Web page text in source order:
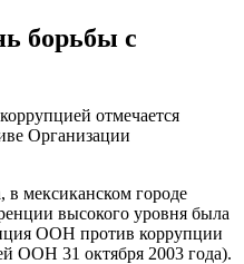
борьбы с
отмечается
Организации
в мексиканском городе
высокого уровня была
ООН против коррупции
ООН 31 октября 2003 года).